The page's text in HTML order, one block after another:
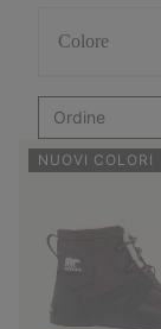
Colore
Ordine
NUOVI COLORI